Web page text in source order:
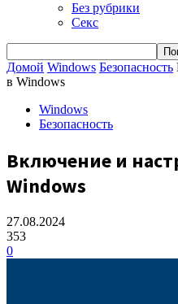
Без рубрики
Секс
Домой Windows Безопасность
в Windows
Windows
Безопасность
Включение и
Windows
27.08.2024
353
0